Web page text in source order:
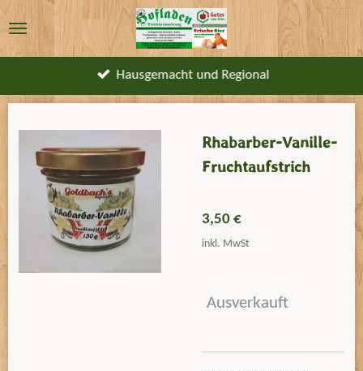
Zum
Hauptinhalt
Hausgemacht und Regional
Rhabarber-Vanille-
Fruchtaufstrich
3,50 €
inkl. MwSt
Ausverkauft